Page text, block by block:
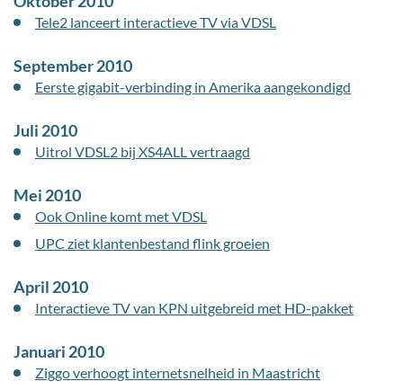
Tele2 lanceert interactieve TV via VDSL
September 2010
Eerste gigabit-verbinding in Amerika aangekondigd
Juli 2010
Uitrol VDSL2 bij XS4ALL vertraagd
Mei 2010
Ook Online komt met VDSL
UPC ziet klantenbestand flink groeien
April 2010
Interactieve TV van KPN uitgebreid met HD-pakket
Januari 2010
Ziggo verhoogt internetsnelheid in Maastricht